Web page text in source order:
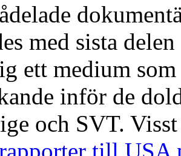
med sista
ett medium
inför de
och SVT.
till USA